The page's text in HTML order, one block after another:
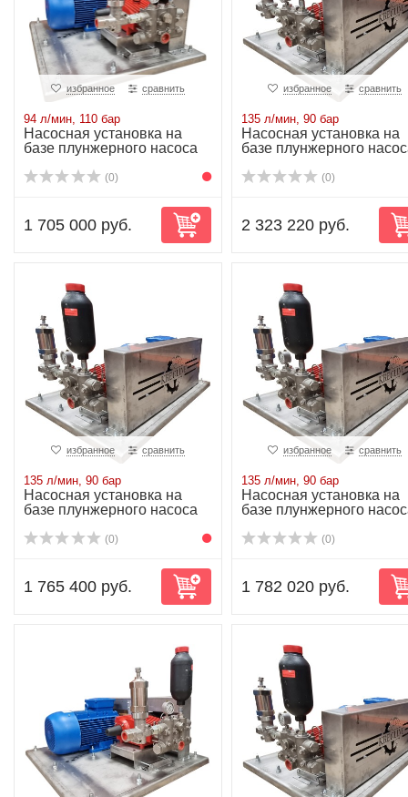
избранное сравнить
94 л/мин, 110 бар
Насосная установка на
базе плунжерного насоса
(0)
1 705 000 руб.
избранное сравнить
135 л/мин, 90 бар
Насосная установка на
базе плунжерного
(0)
2 323 220 руб.
избранное сравнить
135 л/мин, 90 бар
Насосная установка на
базе плунжерного насоса
(0)
1 765 400 руб.
избранное сравнить
135 л/мин, 90 бар
Насосная установка на
базе плунжерного
(0)
1 782 020 руб.